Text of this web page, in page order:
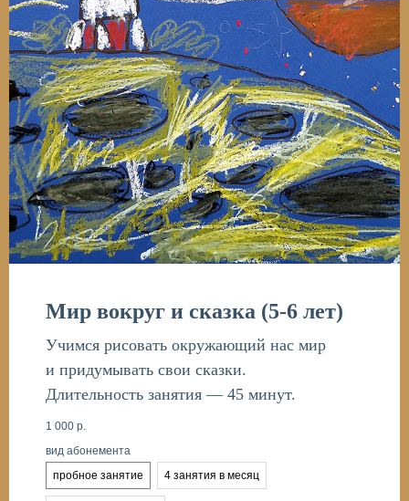
Мир вокруг и сказка (5-6 лет)
Учимся рисовать окружающий нас мир
и придумывать свои сказки.
Длительность занятия — 45 минут.
1 000 р.
вид абонемента
пробное занятие
4 занятия в месяц